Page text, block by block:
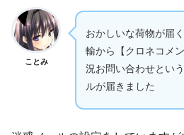
ことみ
おかしいな荷物が届
輸から【クロネコメ
況お問い合わせとい
ルが届きました